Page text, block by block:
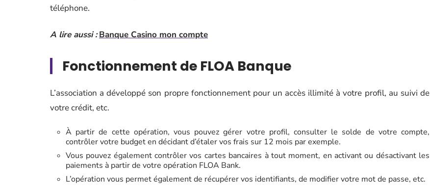
téléphone.
A lire aussi : Banque Casino mon compte
Fonctionnement de FLOA Banque
L’association a développé son propre fonctionnement pour un accès illimité à votre profil, au suivi de
votre crédit, etc.
À partir de cette opération, vous pouvez gérer votre profil, consulter le solde de votre compte,
contrôler votre budget en décidant d’étaler vos frais sur 12 mois par exemple.
Vous pouvez également contrôler vos cartes bancaires à tout moment, en activant ou désactivant les
paiements à partir de votre opération FLOA Bank.
L’opération vous permet également de récupérer vos identifiants, de modifier votre mot de passe, etc.